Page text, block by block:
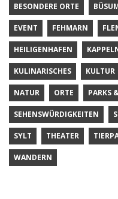
BESONDERE ORTE
EVENT FEHMARN
HEILIGENHAFEN
KULINARISCHES KULTUR
NATUR ORTE PARKS
SEHENSWÜRDIGKEITEN
SYLT THEATER
WANDERN